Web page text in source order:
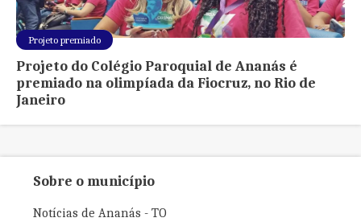
Projeto premiado
Projeto do Colégio Paroquial de Ananás é
premiado na olimpíada da Fiocruz, no Rio de
Janeiro
Sobre o município
Notícias de Ananás - TO